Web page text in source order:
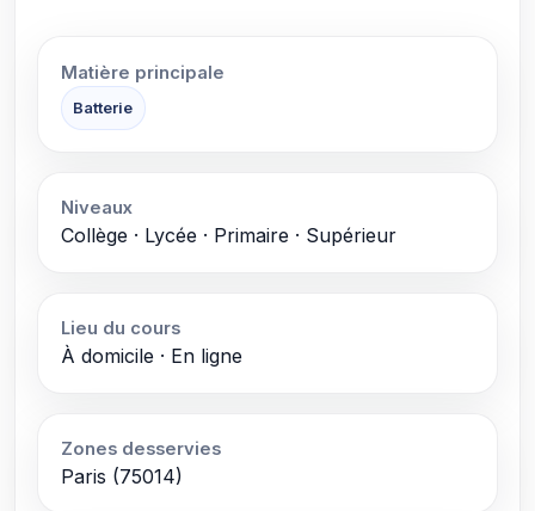
Matière principale
Batterie
Niveaux
Collège · Lycée · Primaire · Supérieur
Lieu du cours
À domicile · En ligne
Zones desservies
Paris (75014)